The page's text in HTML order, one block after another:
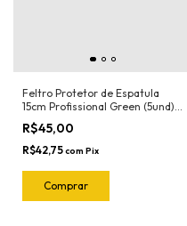
Feltro Protetor de Espatula
15cm Profissional Green (5und)
1022.G Joker
R$45,00
R$42,75com Pix